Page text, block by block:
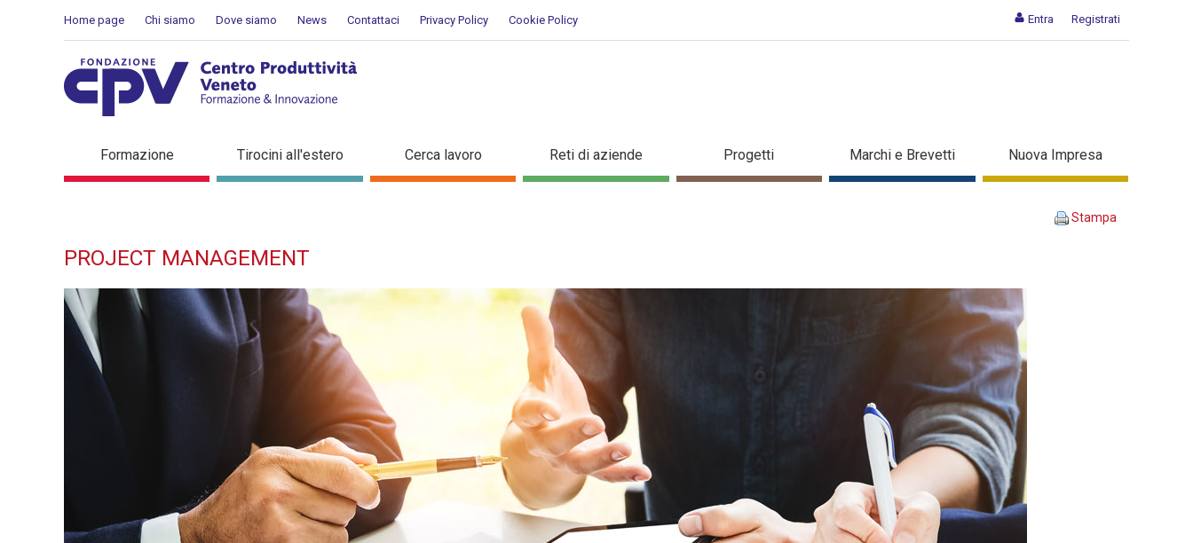
Entra Registrati
Home page Chi siamo Dove siamo News Contattaci Privacy Policy Cookie Policy
Project management - Dettaglio corso di formazione
Formazione Tirocini all'estero Cerca lavoro Reti di aziende Progetti Marchi e Brevetti Nuova Impresa
Stampa
PROJECT MANAGEMENT